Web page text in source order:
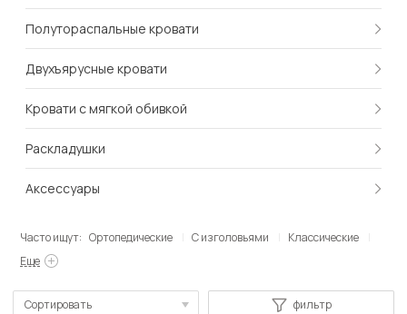
Полутораспальные кровати
Двухъярусные кровати
Кровати с мягкой обивкой
Раскладушки
Аксессуары
Часто ищут: Ортопедические С изголовьями
Классические
Еще
Сортировать
фильтр